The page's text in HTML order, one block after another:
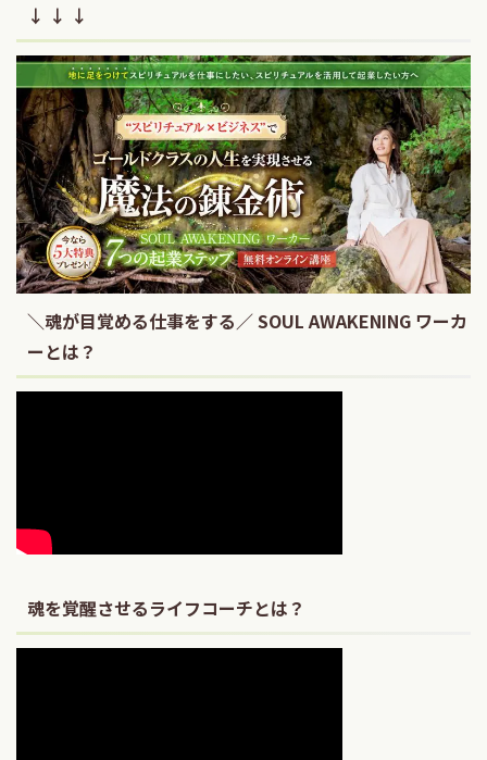
↓ ↓ ↓
＼魂が目覚める仕事をする／ SOUL AWAKENING ワーカ
ーとは？
魂を覚醒させるライフコーチとは？